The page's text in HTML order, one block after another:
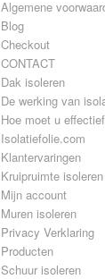
Algemene
Blog
Checkout
CONTACT
Dak isoleren
De werking van
Hoe moet u
Isolatiefolie.com
Klantervaringen
Kruipruimte isoleren
Mijn account
Muren isoleren
Privacy Verklaring
Producten
Schuur isoleren